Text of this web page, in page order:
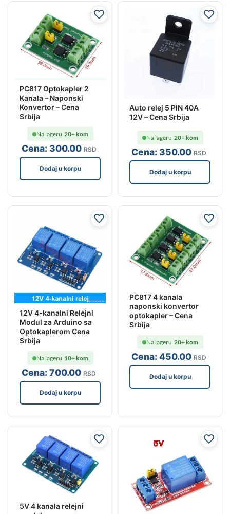
PC817 Optokapler 2
Kanala – Naponski
Konvertor – Cena
Srbija
Cena:300.00 RSD
Na lageru 20+ kom
Dodaj u korpu
Auto relej 5 PIN 40A
12V – Cena Srbija
Cena:350.00 RSD
Na lageru 20+ kom
Dodaj u korpu
12V 4-kanalni Relejni
Modul za Arduino sa
Optokaplerom Cena
Srbija
Cena:700.00 RSD
Na lageru 10+ kom
Dodaj u korpu
PC817 4 kanala
naponski konvertor
optokapler – Cena
Srbija
Cena:450.00 RSD
Na lageru 20+ kom
Dodaj u korpu
5V 4 kanala relejni